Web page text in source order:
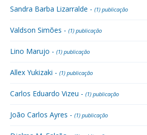
Sandra Barba Lizarralde - (1) publicação
Valdson Simões - (1) publicação
Lino Marujo - (1) publicação
Allex Yukizaki - (1) publicação
Carlos Eduardo Vizeu - (1) publicação
João Carlos Ayres - (1) publicação